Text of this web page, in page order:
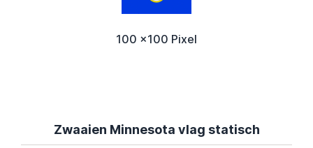
100 x100 Pixel
Zwaaien Minnesota vlag statisch